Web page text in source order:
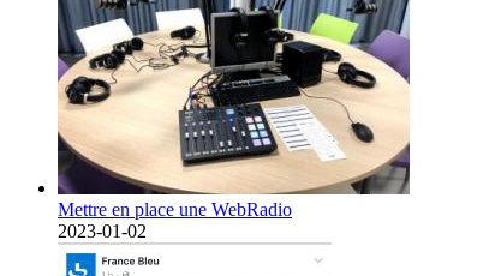
Mettre en place une WebRadio
2023-01-02